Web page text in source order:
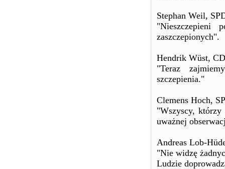
Stephan Weil,
"Nieszczepieni
zaszczepionych".
Hendrik Wüst,
"Teraz
szczepienia."
Clemens Hoch,
"Wszyscy, którzy
uważnej
Andreas Lob-
"Nie widzę
Ludzie